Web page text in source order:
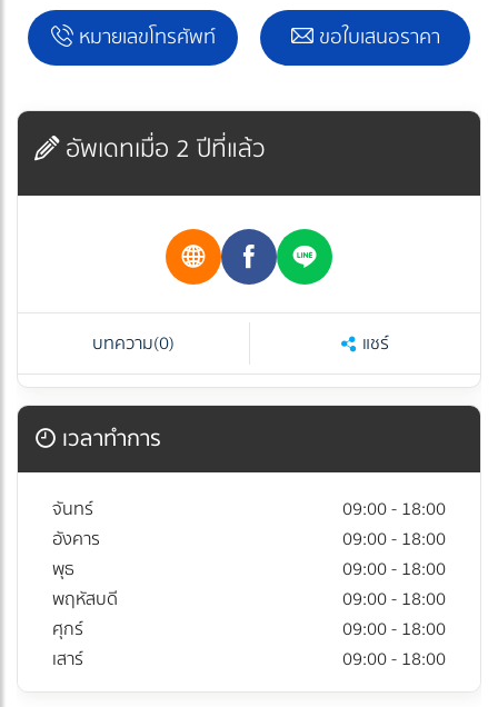
หมายเลขโทรศัพท์ ขอใบเสนอราคา
อัพเดทเมื่อ 2 ปีที่แล้ว
บทความ(0) แชร์
เวลาทำการ
จันทร์
09:00 - 18:00
อังคาร
09:00 - 18:00
พุธ
09:00 - 18:00
พฤหัสบดี
09:00 - 18:00
ศุกร์
09:00 - 18:00
เสาร์
09:00 - 18:00